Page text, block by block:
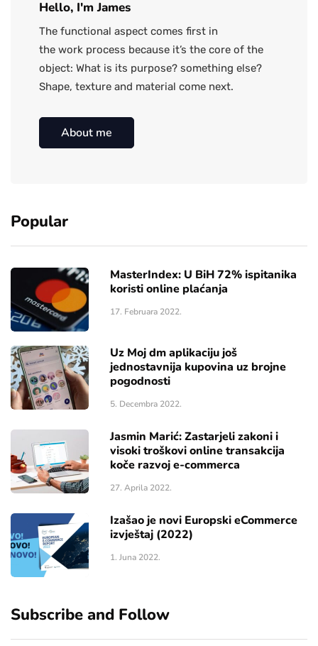
Hello, I'm James
The functional aspect comes first in
the work process because it’s the core of the
object: What is its purpose? something else?
Shape, texture and material come next.
About me
Popular
MasterIndex: U BiH 72% ispitanika
koristi online plaćanja
17. Februara 2022.
Uz Moj dm aplikaciju još
jednostavnija kupovina uz brojne
pogodnosti
5. Decembra 2022.
Jasmin Marić: Zastarjeli zakoni i
visoki troškovi online transakcija
koče razvoj e-commerca
27. Aprila 2022.
Izašao je novi Europski eCommerce
izvještaj (2022)
1. Juna 2022.
Subscribe and Follow